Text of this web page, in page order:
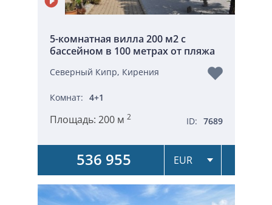
5-комнатная вилла 200 м2 с
бассейном в 100 метрах от пляжа
Северный Кипр, Кирения
Комнат: 4+1
Площадь: 200 м 2 ID: 7689
536 955